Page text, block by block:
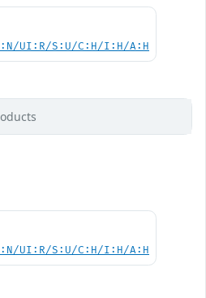
UI:R/S:U/C:H/I:H/A:H
UI:R/S:U/C:H/I:H/A:H